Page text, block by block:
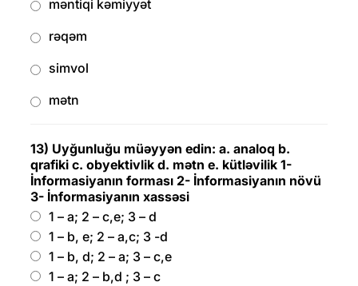
məntiqi kəmiyyət
rəqəm
simvol
mətn
13) Uyğunluğu müəyyən edin: a. analoq b.
qrafiki c. obyektivlik d. mətn e. kütləvilik 1-
İnformasiyanın forması 2- İnformasiyanın növü
3- İnformasiyanın xassəsi
1 – a; 2 – c,e; 3 – d
1 – b, e; 2 – a,c; 3 -d
1 – b, d; 2 – a; 3 – c,e
1 – a; 2 – b,d ; 3 – c